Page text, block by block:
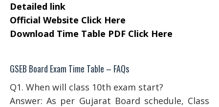
Detailed link
Official Website Click Here
Download Time Table PDF Click Here
GSEB Board Exam Time Table – FAQs
Q1. When will class 10th exam start?
Answer: As per Gujarat Board schedule, Class